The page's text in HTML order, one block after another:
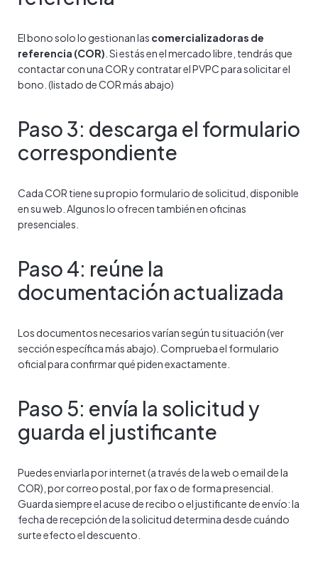
El bono solo lo gestionan las comercializadoras de
referencia (COR) . Si estás en el mercado libre, tendrás que
contactar con una COR y contratar el PVPC para solicitar el
bono. (listado de COR más abajo)
Paso 3: descarga el formulario
correspondiente
Cada COR tiene su propio formulario de solicitud, disponible
en su web. Algunos lo ofrecen también en oficinas
presenciales.
Paso 4: reúne la
documentación actualizada
Los documentos necesarios varían según tu situación (ver
sección específica más abajo). Comprueba el formulario
oficial para confirmar qué piden exactamente.
Paso 5: envía la solicitud y
guarda el justificante
Puedes enviarla por internet (a través de la web o email de la
COR), por correo postal, por fax o de forma presencial.
Guarda siempre el acuse de recibo o el justificante de envío: la
fecha de recepción de la solicitud determina desde cuándo
surte efecto el descuento.